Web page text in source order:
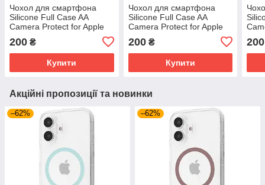
Чохол для смартфона
Silicone Full Case AA
Camera Protect for Apple
iPhone 14 Pro Max 12,Dark
Grey (FullAAi14PM-12)
Сірий
200 ₴
Купити
Чохол для смартфона
Silicone Full Case AA
Camera Protect for Apple
iPhone 16 Pro 7,Dark Blue
(FullAAi16P-7) Темно-
синій
200₴
Купити
200
Акційні пропозиції та новинки
–62% –62%